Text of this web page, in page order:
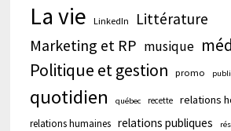
La vie LinkedIn Littérature
Marketing et RP musique
Politique et gestion
promo
quotidien québec recette relations
relations humaines relations publiques